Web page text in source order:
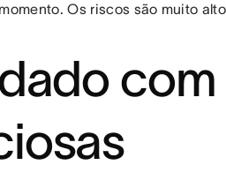
Os riscos são muito